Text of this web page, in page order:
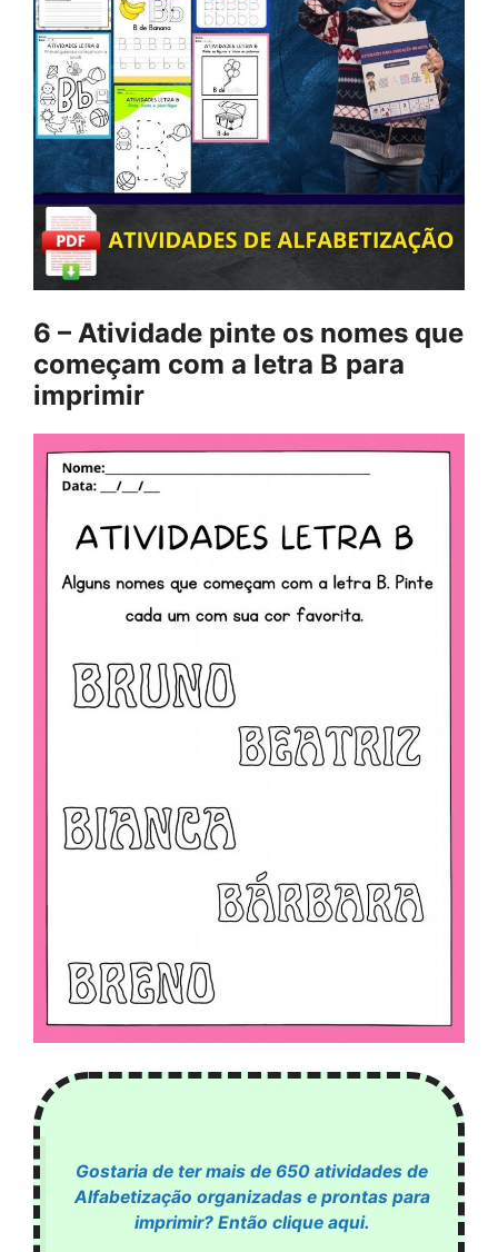
6 – Atividade pinte os nomes que
começam com a letra B para
imprimir
Gostaria de ter mais de 650 atividades de
Alfabetização organizadas e prontas para
imprimir? Então clique aqui.